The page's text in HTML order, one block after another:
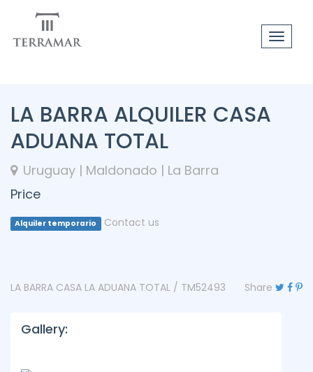
Toggle
LA BARRA ALQUILER CASA
ADUANA TOTAL
Uruguay | Maldonado | La Barra
Price
Alquiler temporario Contact us
LA BARRA CASA LA ADUANA TOTAL / TM52493 Share
Gallery: